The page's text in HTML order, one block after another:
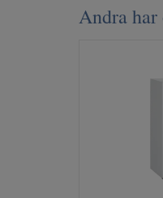
Andra